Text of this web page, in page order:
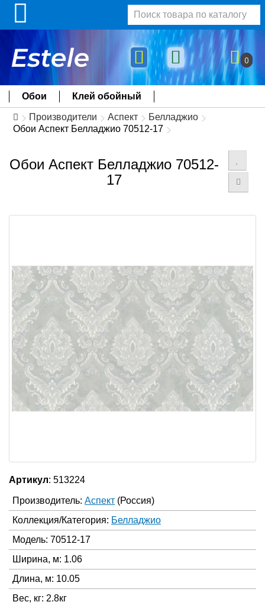
0
Обои Клей обойный
Производители Аспект
Белладжио
Обои Аспект Белладжио 70512-17
Обои Аспект Белладжио 70512-
17
Артикул: 513224
Производитель: Аспект (Россия)
Коллекция/Категория: Белладжио
Модель: 70512-17
Ширина, м: 1.06
Длина, м: 10.05
Вес, кг: 2.8кг